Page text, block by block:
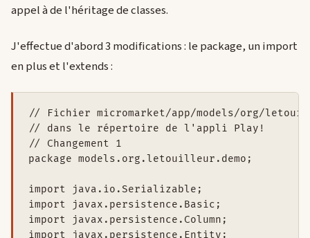
appel à de l'héritage de classes.
J'effectue d'abord 3 modifications : le package, un import
en plus et l'extends :
// Fichier micromarket/app/models/org/
// dans le répertoire de l'appli Play!
// Changement 1
package models.org.letouilleur.demo;
import java.io.Serializable;
import javax.persistence.Basic;
import javax.persistence.Column;
import javax.persistence.Entity;